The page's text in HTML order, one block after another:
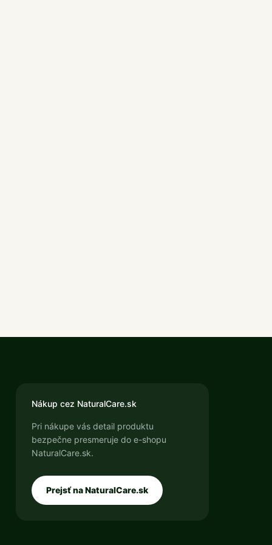
Nákup cez NaturalCare.sk
Pri nákupe vás detail produktu
bezpečne presmeruje do e-shopu
NaturalCare.sk.
Prejsť na NaturalCare.sk